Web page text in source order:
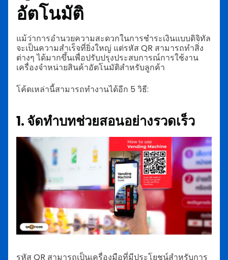
อัตโนมัติ
แม้ว่าการอำนวยความสะดวกในการชำระเงินแบบดิจิทัล
จะเป็นความสำเร็จที่ยิ่งใหญ่ แต่รหัส QR สามารถทำสิ่ง
ต่างๆ ได้มากขึ้นเพื่อปรับปรุงประสบการณ์การใช้งาน
เครื่องจำหน่ายสินค้าอัตโนมัติสำหรับลูกค้า
โค้ดเหล่านี้สามารถทำงานได้อีก 5 วิธี:
1. จัดทำบทช่วยสอนอย่างรวดเร็ว
รหัส QR สามารถเป็นเครื่องมือที่มีประโยชน์สำหรับการ